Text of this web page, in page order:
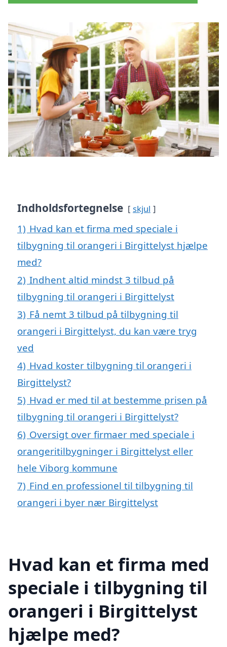
Indholdsfortegnelse skjul
1) Hvad kan et firma med speciale i
tilbygning til orangeri i Birgittelyst hjælpe
med?
2) Indhent altid mindst 3 tilbud på
tilbygning til orangeri i Birgittelyst
3) Få nemt 3 tilbud på tilbygning til
orangeri i Birgittelyst, du kan være tryg
ved
4) Hvad koster tilbygning til orangeri i
Birgittelyst?
5) Hvad er med til at bestemme prisen på
tilbygning til orangeri i Birgittelyst?
6) Oversigt over firmaer med speciale i
orangeritilbygninger i Birgittelyst eller
hele Viborg kommune
7) Find en professionel til tilbygning til
orangeri i byer nær Birgittelyst
Hvad kan et firma med
speciale i tilbygning til
orangeri i Birgittelyst
hjælpe med?